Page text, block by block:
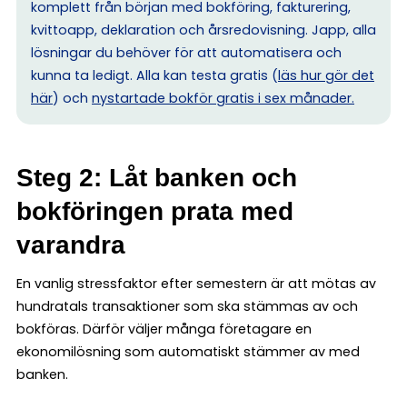
komplett från början med bokföring, fakturering,
kvittoapp, deklaration och årsredovisning. Japp, alla
lösningar du behöver för att automatisera och
kunna ta ledigt. Alla kan testa gratis (läs hur gör det
här) och nystartade bokför gratis i sex månader.
Steg 2: Låt banken och
bokföringen prata med
varandra
En vanlig stressfaktor efter semestern är att mötas av
hundratals transaktioner som ska stämmas av och
bokföras. Därför väljer många företagare en
ekonomilösning som automatiskt stämmer av med
banken.